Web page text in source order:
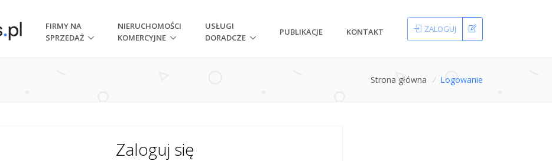
FIRMY NA
SPRZEDAŻ
NIERUCHOMOŚCI
KOMERCYJNE
USŁUGI
DORADCZE
PUBLIKACJE KONTAKT ZALOGUJ
Strona główna / Logowanie
Zaloguj się